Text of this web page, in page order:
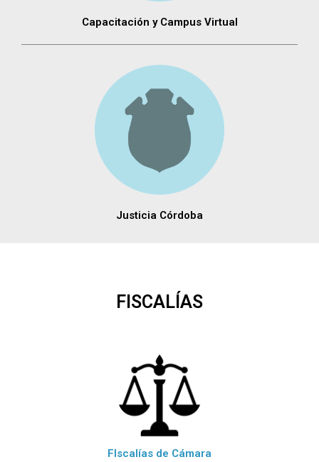
Capacitación y Campus Virtual
Justicia Córdoba
FISCALÍAS
FIscalías de Cámara